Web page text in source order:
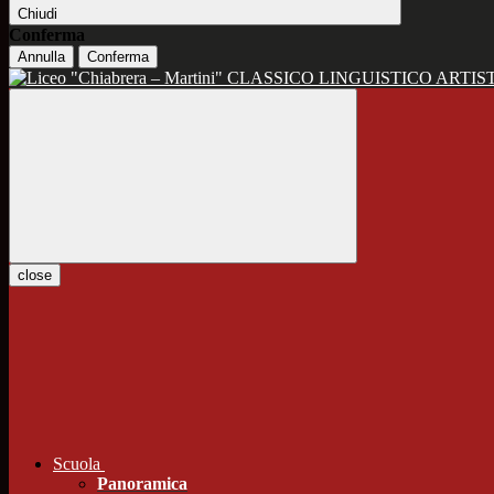
Chiudi
Conferma
Annulla Conferma
CLASSICO LINGUISTICO
close
Scuola
Panoramica